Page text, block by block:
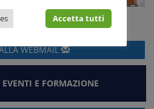
WEBMAIL
E FORMAZIONE
Accetta tutti